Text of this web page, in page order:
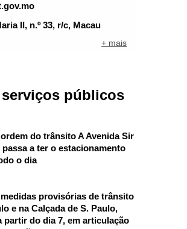
II, n.º 33, r/c, Macau
+ mais
públicos
do trânsito A Avenida Sir
a ter o estacionamento
o dia
provisórias de trânsito
e na Calçada de S. Paulo,
partir do dia 7, em articulação